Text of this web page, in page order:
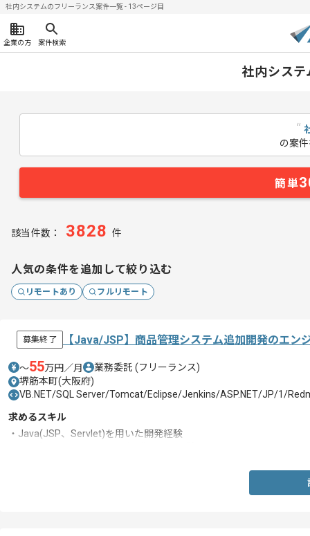
社内システムのフリーランス案件一覧 - 13ページ目
企業の方 案件検索
社内シス
“
の案
簡単
該当件数： 3828 件
人気の条件を追加して絞り込む
リモートあり フルリモート
募集終了 【Java/JSP】商品管理システム追加開発のエン
〜55万円／月 業務委託 (フリーランス)
堺筋本町(大阪府)
VB.NET/SQL Server/Tomcat/Eclipse/Jenkins/ASP.NET/JP/1/
求めるスキル
・Java(JSP、Servlet)を用いた開発経験